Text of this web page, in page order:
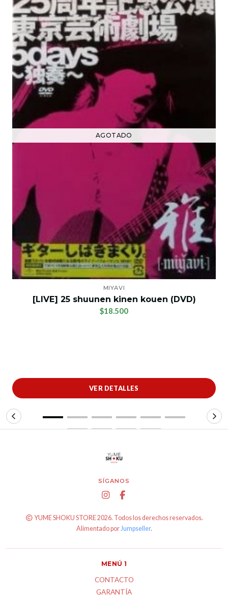
AGOTADO
MIYAVI
[LIVE] 25 shuunen kinen kouen (DVD)
$18.500
VER DETALLES
SÍGANOS
YUME SHOKU STORE 2026. Todos los derechos reservados.
Alimentado porJumpseller.
MENÚ 1
CONTACTO
GARANTÍA